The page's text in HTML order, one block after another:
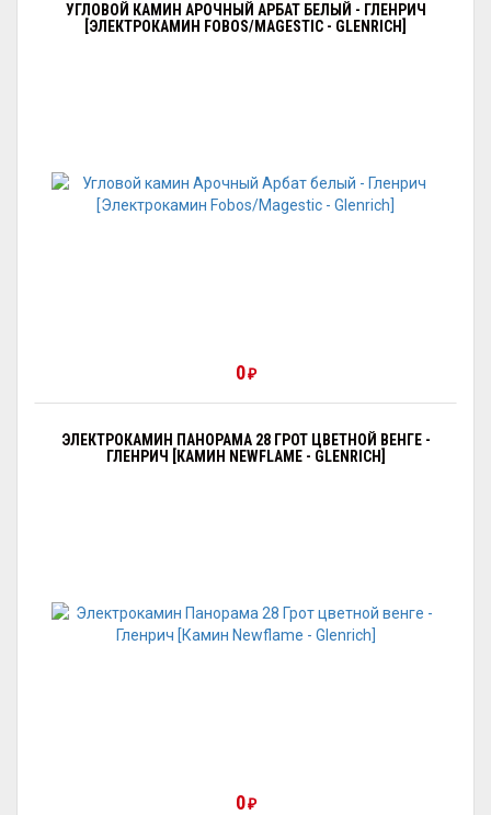
УГЛОВОЙ КАМИН АРОЧНЫЙ АРБАТ БЕЛЫЙ - ГЛЕНРИЧ
[ЭЛЕКТРОКАМИН FOBOS/MAGESTIC - GLENRICH]
0₽
ЭЛЕКТРОКАМИН ПАНОРАМА 28 ГРОТ ЦВЕТНОЙ ВЕНГЕ -
ГЛЕНРИЧ [КАМИН NEWFLAME - GLENRICH]
0₽